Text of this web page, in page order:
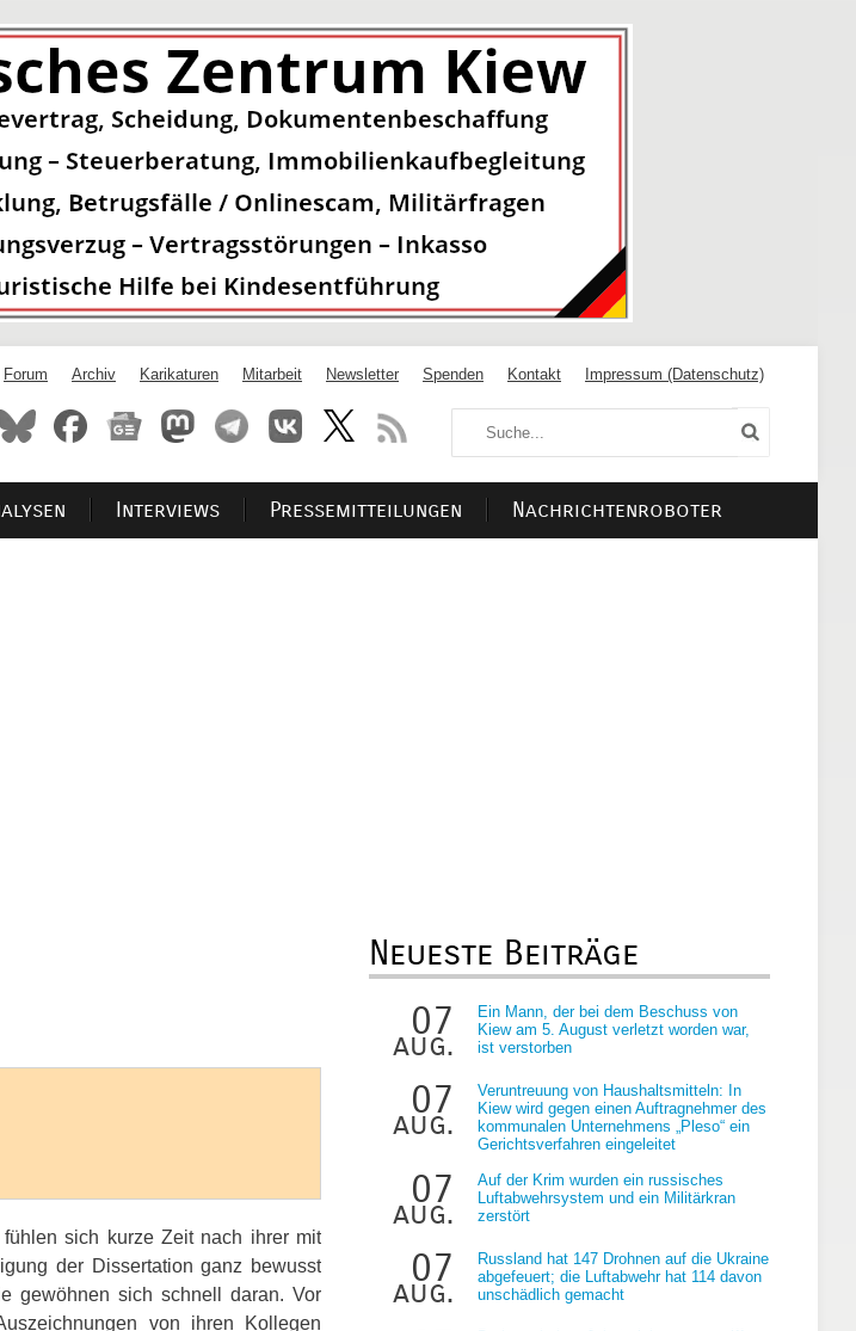
Forum Archiv Karikaturen Mitarbeit Newsletter Spenden Kontakt Impressum (Datenschutz)
Interviews Pressemitteilungen Nachrichtenroboter
sich kurze Zeit nach ihrer mit
der Dissertation ganz bewusst
gewöhnen sich schnell daran. Vor
von ihren Kollegen
Neueste Beiträge
07
aug.
Ein Mann, der bei dem Beschuss von
Kiew am 5. August verletzt worden war,
ist verstorben
07
aug.
Veruntreuung von Haushaltsmitteln: In
Kiew wird gegen einen Auftragnehmer des
kommunalen Unternehmens „Pleso“ ein
Gerichtsverfahren eingeleitet
07
aug.
Auf der Krim wurden ein russisches
Luftabwehrsystem und ein Militärkran
zerstört
07
aug.
Russland hat 147 Drohnen auf die Ukraine
abgefeuert; die Luftabwehr hat 114 davon
unschädlich gemacht